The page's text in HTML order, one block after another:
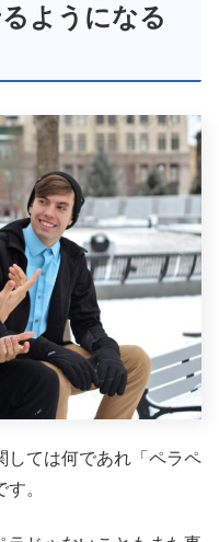
ようになる
しては何であれ「ペラペ
。